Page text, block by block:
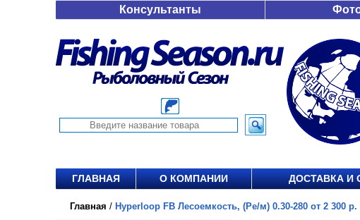
Консультанты
ГЛАВНАЯ О КОМПАНИИ ДОСТАВКА И
Главная / Hyperloop FB Лесоемкость, (Ре/м) 0.30-280 от 2 300 р.